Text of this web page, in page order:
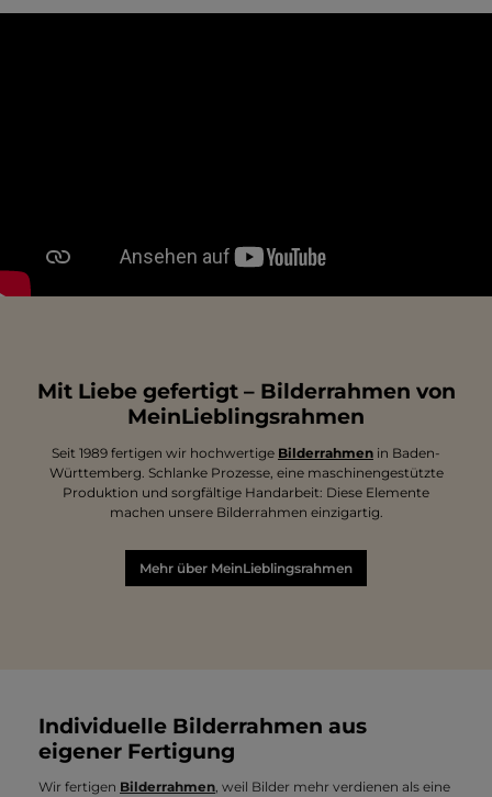
Mit Liebe gefertigt – Bilderrahmen von
MeinLieblingsrahmen
Seit 1989 fertigen wir hochwertige Bilderrahmen in Baden-
Württemberg. Schlanke Prozesse, eine maschinengestützte
Produktion und sorgfältige Handarbeit: Diese Elemente
machen unsere Bilderrahmen einzigartig.
Mehr über MeinLieblingsrahmen
Individuelle Bilderrahmen aus
eigener Fertigung
Wir fertigen Bilderrahmen, weil Bilder mehr verdienen als eine